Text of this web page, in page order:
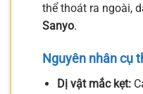
thể thoát ra ngoài,
Sanyo.
Nguyên nhân cụ
Dị vật mắc kẹt: